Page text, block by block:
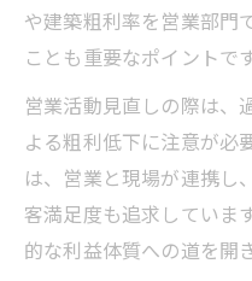
や建築粗利率を営業部門
ことも重要なポイントです
営業活動見直しの際は、
よる粗利低下に注意が必
は、営業と現場が連携し
客満足度も追求していま
的な利益体質への道を開